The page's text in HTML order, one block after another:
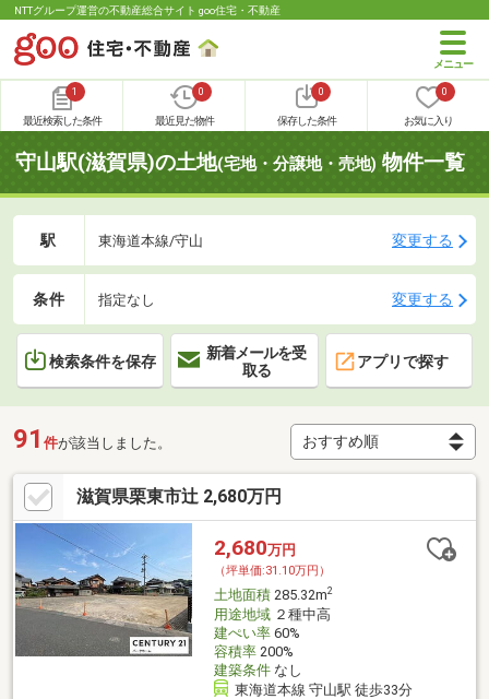
NTTグループ運営の不動産総合サイト goo住宅・不動産
1
最近検索した条件
0
最近見た物件
0
保存した条件
0
お気に入り
守山駅(滋賀県)の土地(宅地・分譲地・売地) 物件一覧
駅 東海道本線/守山 変更する
条件 指定なし 変更する
検索条件を保存
新着メールを受
取る
アプリで探す
91 件が該当しました。
滋賀県栗東市辻 2,680万円
2,680万円
（坪単価:31.10万円）
土地面積285.32m2
用途地域２種中高
建ぺい率60%
容積率200%
建築条件なし
東海道本線 守山駅 徒歩33分